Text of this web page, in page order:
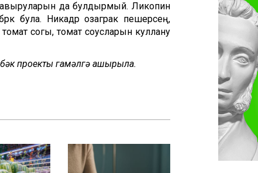
авыруларын да булдырмый. Ликопин
була. Никадәр озаграк пешерәсең,
томат согы, томат соусларын куллану
проекты гамәлгә ашырыла.